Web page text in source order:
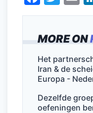
MORE ON
Het
Iran & de
Europa -
Dezelfde
oefeningen
a
e
b
o
o
k
w
er
m
l